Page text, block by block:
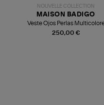
NOUVELLE COLLECTION
250,00 €
MAISON BADIGO
Veste Ojos Perlas